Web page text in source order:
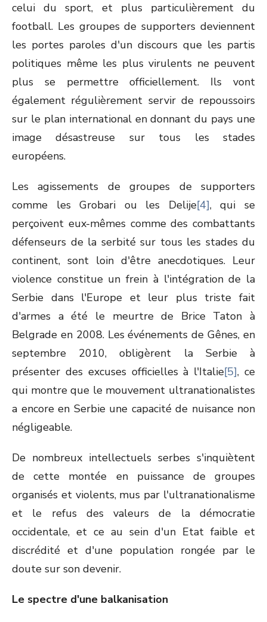
celui du sport, et plus particulièrement du
football. Les groupes de supporters deviennent
les portes paroles d'un discours que les partis
politiques même les plus virulents ne peuvent
plus se permettre officiellement. Ils vont
également régulièrement servir de repoussoirs
sur le plan international en donnant du pays une
image désastreuse sur tous les stades
européens.
Les agissements de groupes de supporters
comme les Grobari ou les Delije[4], qui se
perçoivent eux-mêmes comme des combattants
défenseurs de la serbité sur tous les stades du
continent, sont loin d'être anecdotiques. Leur
violence constitue un frein à l'intégration de la
Serbie dans l'Europe et leur plus triste fait
d'armes a été le meurtre de Brice Taton à
Belgrade en 2008. Les événements de Gênes, en
septembre 2010, obligèrent la Serbie à
présenter des excuses officielles à l'Italie[5], ce
qui montre que le mouvement ultranationalistes
a encore en Serbie une capacité de nuisance non
négligeable.
De nombreux intellectuels serbes s'inquiètent
de cette montée en puissance de groupes
organisés et violents, mus par l'ultranationalisme
et le refus des valeurs de la démocratie
occidentale, et ce au sein d'un Etat faible et
discrédité et d'une population rongée par le
doute sur son devenir.
Le spectre d'une balkanisation